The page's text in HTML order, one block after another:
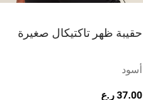
حقيبة ظهر تاكتيكال صغيرة
أسود
37.00 ر.ع